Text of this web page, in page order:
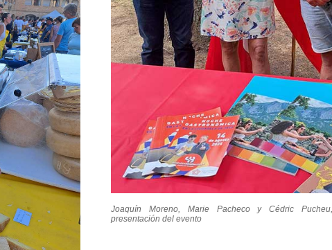
Joaquín Moreno, Marie Pacheco y Cédric
presentación del evento